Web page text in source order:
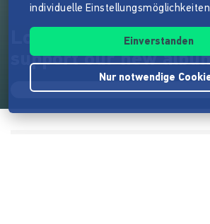
London Klezmer
support our new
individuelle
Einverstanden
Nur notwendige